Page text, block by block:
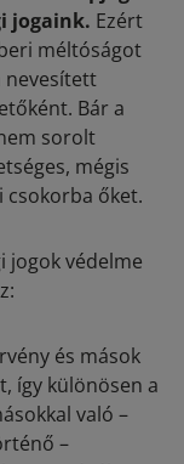
jogaink. Ezért
méltóságot
nevesített
Bár a
sorolt
mégis
csokorba őket.
jogok védelme
és mások
így különösen a
való –
–